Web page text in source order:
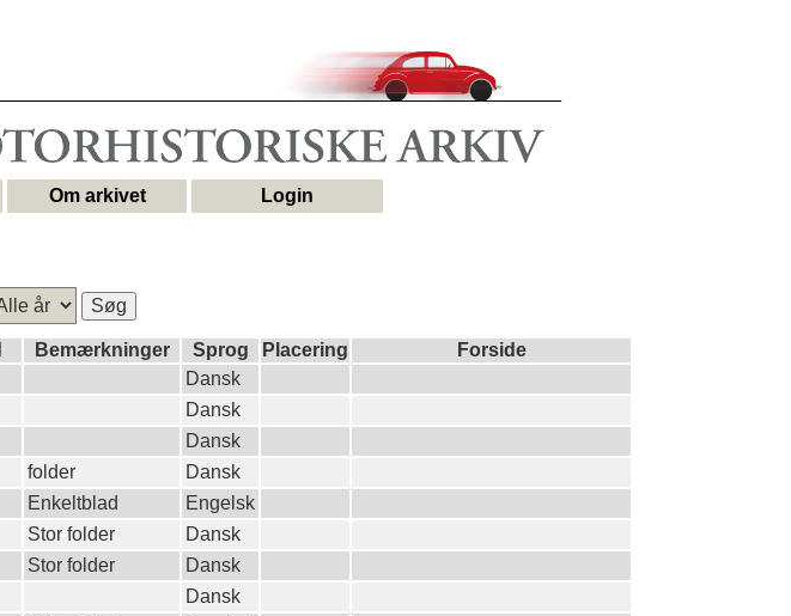
Om arkivet Login
Bemærkninger Sprog Placering
Forside
Dansk
Dansk
Dansk
folder
Dansk
Enkeltblad
Engelsk
Stor folder
Dansk
Stor folder
Dansk
Dansk